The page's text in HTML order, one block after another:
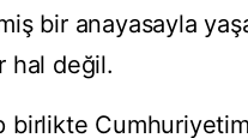
bir anayasayla
hal değil.